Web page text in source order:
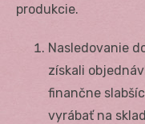
produkcie.
Nasledovanie
získali
finančne
vyrábať na